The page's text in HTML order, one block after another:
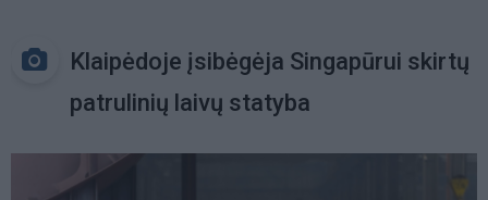
Klaipėdoje įsibėgėja Singapūrui skirtų
patrulinių laivų statyba